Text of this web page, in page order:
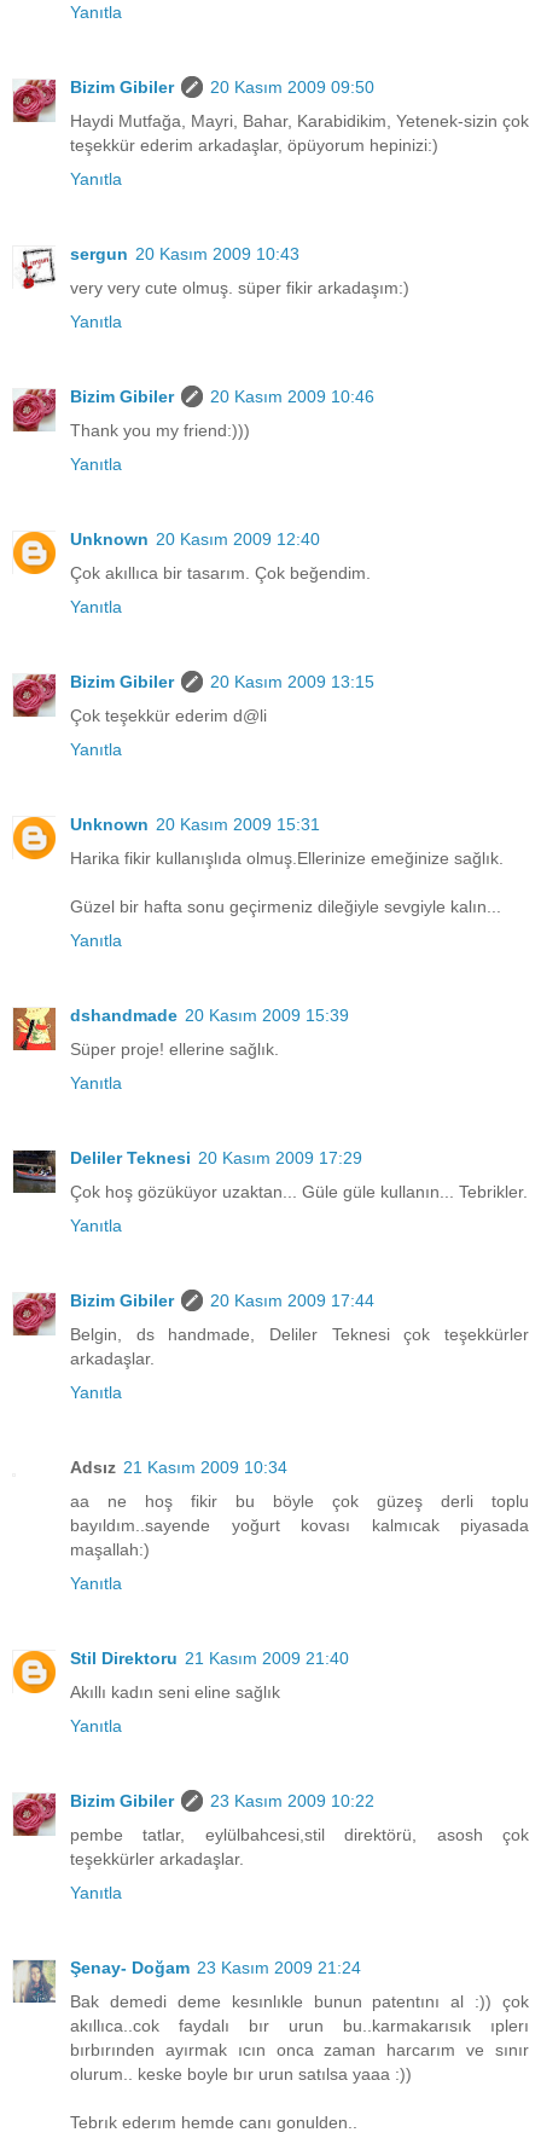
Yanıtla
Bizim Gibiler
20 Kasım 2009 09:50
Haydi Mutfağa, Mayri, Bahar, Karabidikim, Yetenek-sizin çok
teşekkür ederim arkadaşlar, öpüyorum hepinizi:)
Yanıtla
sergun 20 Kasım 2009 10:43
very very cute olmuş. süper fikir arkadaşım:)
Yanıtla
Bizim Gibiler
20 Kasım 2009 10:46
Thank you my friend:)))
Yanıtla
Unknown 20 Kasım 2009 12:40
Çok akıllıca bir tasarım. Çok beğendim.
Yanıtla
Bizim Gibiler
20 Kasım 2009 13:15
Çok teşekkür ederim d@li
Yanıtla
Unknown 20 Kasım 2009 15:31
Harika fikir kullanışlıda olmuş.Ellerinize emeğinize sağlık.
Güzel bir hafta sonu geçirmeniz dileğiyle sevgiyle kalın...
Yanıtla
dshandmade 20 Kasım 2009 15:39
Süper proje! ellerine sağlık.
Yanıtla
Deliler Teknesi 20 Kasım 2009 17:29
Çok hoş gözüküyor uzaktan... Güle güle kullanın... Tebrikler.
Yanıtla
Bizim Gibiler
20 Kasım 2009 17:44
Belgin, ds handmade, Deliler Teknesi çok teşekkürler
arkadaşlar.
Yanıtla
Adsız 21 Kasım 2009 10:34
aa ne hoş fikir bu böyle çok güzeş derli toplu
bayıldım..sayende yoğurt kovası kalmıcak piyasada
maşallah:)
Yanıtla
Stil Direktoru 21 Kasım 2009 21:40
Akıllı kadın seni eline sağlık
Yanıtla
Bizim Gibiler
23 Kasım 2009 10:22
pembe tatlar, eylülbahcesi,stil direktörü, asosh çok
teşekkürler arkadaşlar.
Yanıtla
Şenay- Doğam 23 Kasım 2009 21:24
Bak demedi deme kesınlıkle bunun patentını al :)) çok
akıllıca..cok faydalı bır urun bu..karmakarısık ıplerı
bırbırınden ayırmak ıcın onca zaman harcarım ve sınır
olurum.. keske boyle bır urun satılsa yaaa :))
Tebrık ederım hemde canı gonulden..